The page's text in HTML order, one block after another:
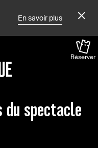
En savoir plus
Réserver
du spectacle